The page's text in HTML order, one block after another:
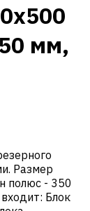
мм,
Размер
полюс - 350
Блок